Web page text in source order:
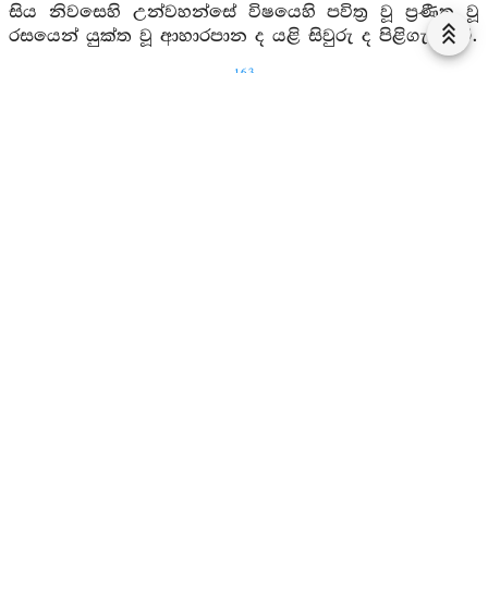
සිය නිවසෙහි උන්වහන්සේ විෂයෙහි පවිත්‍ර වූ ප්‍රණීත වූ
රසයෙන් යුක්ත වූ ආහාරපාන ද යළි සිවුරු ද පිළිගැන්වීමි.
163